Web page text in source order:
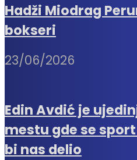
Hadži Miodrag
bokseri
23/06/2026
Edin Avdić je
mestu gde se
bi nas delio